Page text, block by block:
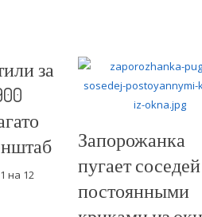
за
на 12
Запорожанка
пугает соседей
постоянными